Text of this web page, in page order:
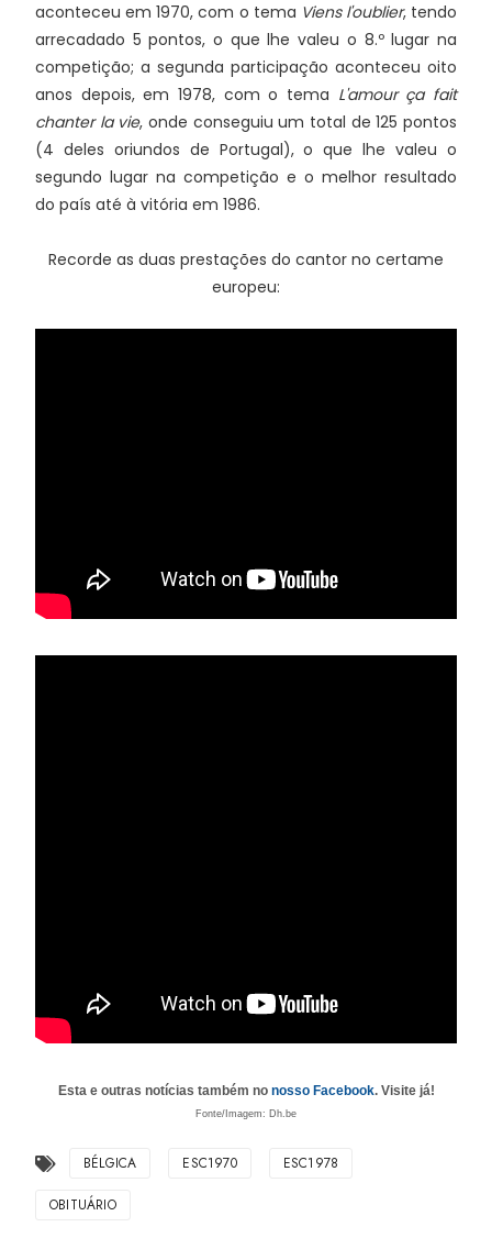
aconteceu em 1970, com o tema Viens l'oublier, tendo
arrecadado 5 pontos, o que lhe valeu o 8.º lugar na
competição; a segunda participação aconteceu oito
anos depois, em 1978, com o tema L'amour ça fait
chanter la vie, onde conseguiu um total de 125 pontos
(4 deles oriundos de Portugal), o que lhe valeu o
segundo lugar na competição e o melhor resultado
do país até à vitória em 1986.
Recorde as duas prestações do cantor no certame
europeu:
Esta e outras notícias também no nosso Facebook. Visite já!
Fonte/Imagem: Dh.be
BÉLGICA ESC1970 ESC1978
OBITUÁRIO